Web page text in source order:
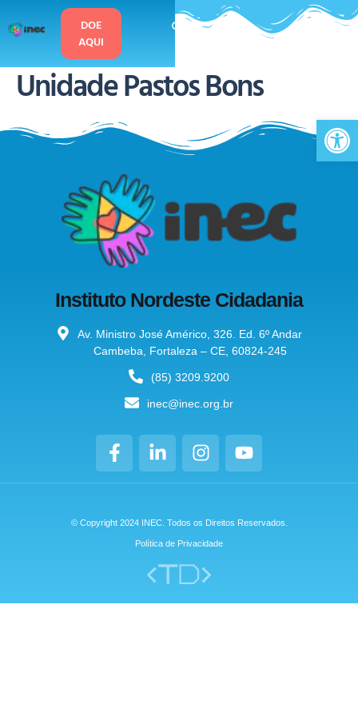
DOE
AQUI
Unidade Pastos Bons
Instituto Nordeste Cidadania
Av. Ministro José Américo, 326. Ed. 6º Andar
Cambeba, Fortaleza – CE, 60824-245
(85) 3209.9200
inec@inec.org.br
© Copyright 2024 INEC. Todos os Direitos Reservados.
Política de Privacidade